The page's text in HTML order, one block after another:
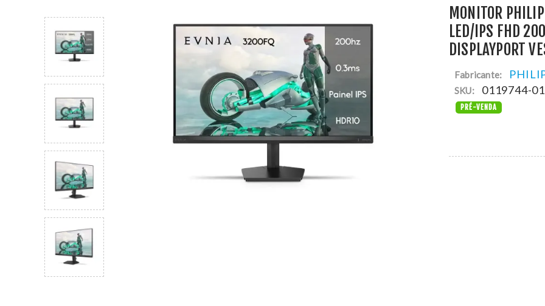
MONITOR
LED/IPS FHD
DISPLAYPORT
Fabricante:
SKU: 0119744-01
PRÉ-VENDA